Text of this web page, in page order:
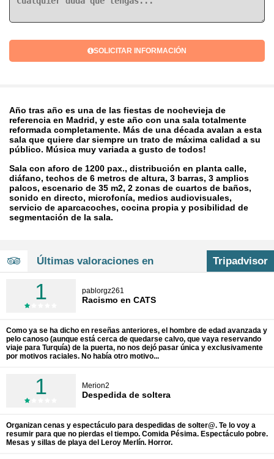
SOLICITAR INFORMACIÓN
Año tras año es una de las fiestas de nochevieja de
referencia en Madrid, y este año con una sala totalmente
reformada completamente. Más de una década avalan a esta
sala que quiere dar siempre un trato de máxima calidad a su
público. Música muy variada a gusto de todos!
Sala con aforo de 1200 pax., distribución en planta calle,
diáfano, techos de 6 metros de altura, 3 barras, 3 amplios
palcos, escenario de 35 m2, 2 zonas de cuartos de baños,
sonido en directo, microfonía, medios audiovisuales,
servicio de aparcacoches, cocina propia y posibilidad de
segmentación de la sala.
Últimas valoraciones en Tripadvisor
1 pablorgz261
Racismo en CATS
Como ya se ha dicho en reseñas anteriores, el hombre de edad avanzada y
pelo canoso (aunque está cerca de quedarse calvo, que vaya reservando
viaje para Turquía) de la puerta, no nos dejó pasar única y exclusivamente
por motivos raciales. No había otro motivo...
1 Merion2
Despedida de soltera
Organizan cenas y espectáculo para despedidas de solter@. Te lo voy a
resumir para que no pierdas el tiempo. Comida Pésima. Espectáculo pobre.
Mesas y sillas de playa del Leroy Merlín. Horror.